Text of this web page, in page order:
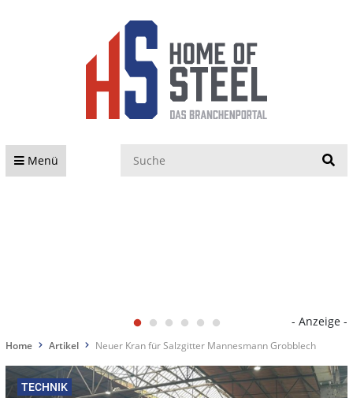
Menü
- Anzeige -
Home Artikel Neuer Kran für Salzgitter Mannesmann Grobblech
TECHNIK